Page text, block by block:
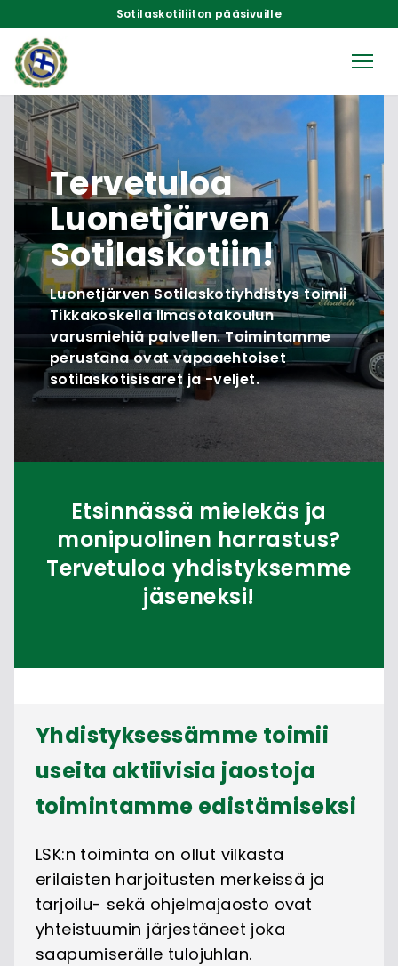
Sotilaskotiliiton pääsivuille
Tervetuloa
Luonetjärven
Sotilaskotiin!
Luonetjärven Sotilaskotiyhdistys toimii
Tikkakoskella Ilmasotakoulun
varusmiehiä palvellen. Toimintamme
perustana ovat vapaaehtoiset
sotilaskotisisaret ja -veljet.
Etsinnässä mielekäs ja
monipuolinen harrastus?
Tervetuloa yhdistyksemme
jäseneksi!
Yhdistyksessämme toimii
useita aktiivisia jaostoja
toimintamme edistämiseksi
LSK:n toiminta on ollut vilkasta
erilaisten harjoitusten merkeissä ja
tarjoilu- sekä ohjelmajaosto ovat
yhteistuumin järjestäneet joka
saapumiserälle tulojuhlan.